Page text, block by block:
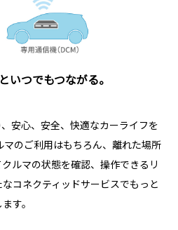
いつでもつながる。
安心、安全、快適なカーライフを
のご利用はもちろん、離れた場所
ルマの状態を確認、操作できるリ
コネクティッドサービスでもっと
す。